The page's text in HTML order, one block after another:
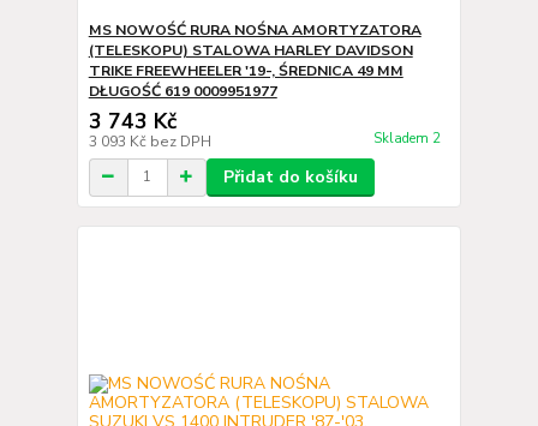
MS NOWOŚĆ RURA NOŚNA AMORTYZATORA
(TELESKOPU) STALOWA HARLEY DAVIDSON
TRIKE FREEWHEELER '19-, ŚREDNICA 49 MM
DŁUGOŚĆ 619 0009951977
3 743 Kč
3 093 Kč bez DPH Skladem 2
Přidat do košíku